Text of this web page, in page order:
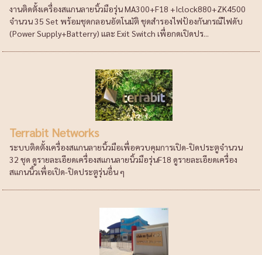
งานติดตั้งเครื่องสแกนลายนิ้วมือรุ่น MA300+F18 +Iclock880+ZK4500
จำนวน 35 Set พร้อมชุดกลอนอัตโนมัติ ชุดสำรองไฟป้องกันกรณีไฟดับ
(Power Supply+Batterry) และ Exit Switch เพื่อกดเปิดปร...
Terrabit Networks
ระบบติดตั้งเครื่องสแกนลายนิ้วมือเพื่อควบคุมการเปิด-ปิดประตูจำนวน
32 ชุด ดูรายละเอียดเครื่องสแกนลายนิ้วมือรุ่นF18 ดูรายละเอียดเครื่อง
สแกนนิ้วเพื่อเปิด-ปิดประตูรุ่นอื่น ๆ